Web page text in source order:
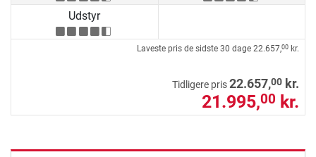
Udstyr
Laveste pris de sidste 30 dage 22.657,00 kr.
Tidligere pris22.657,00 kr.
21.995,00 kr.